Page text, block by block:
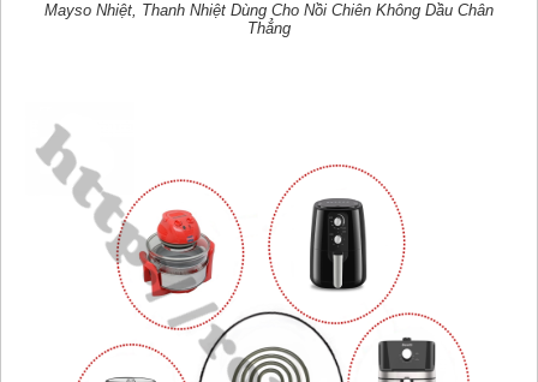
Mayso Nhiệt, Thanh Nhiệt Dùng Cho Nồi Chiên Không Dầu Chân
Thẳng